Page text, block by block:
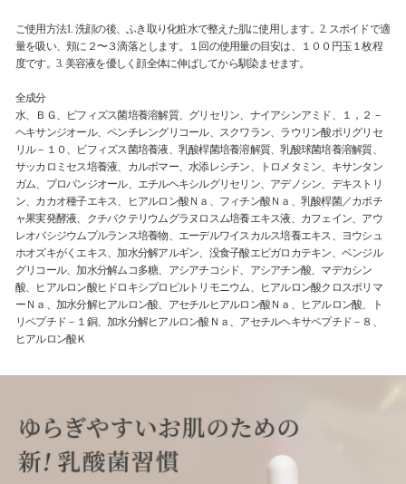
ご使用方法1. 洗顔の後、ふき取り化粧水で整えた肌に使用します。2. スポイドで適
量を吸い、頬に２〜３滴落とします。１回の使用量の目安は、１００円玉１枚程
度です。3. 美容液を優しく顔全体に伸ばしてから馴染ませます。
全成分
水、ＢＧ、ビフィズス菌培養溶解質、グリセリン、ナイアシンアミド、１，２－
ヘキサンジオール、ペンチレングリコール、スクワラン、ラウリン酸ポリグリセ
リル－１０、ビフィズス菌培養液、乳酸桿菌培養溶解質、乳酸球菌培養溶解質、
サッカロミセス培養液、カルボマー、水添レシチン、トロメタミン、キサンタン
ガム、プロパンジオール、エチルヘキシルグリセリン、アデノシン、デキストリ
ン、カカオ種子エキス、ヒアルロン酸Ｎａ、フィチン酸Ｎａ、乳酸桿菌／カボチ
ャ果実発酵液、クチバクテリウムグラヌロスム培養エキス液、カフェイン、アウ
レオバシジウムプルランス培養物、エーデルワイスカルス培養エキス、ヨウシュ
ホオズキがくエキス、加水分解アルギン、没食子酸エピガロカテキン、ベンジル
グリコール、加水分解ムコ多糖、アシアチコシド、アシアチン酸、マデカシン
酸、ヒアルロン酸ヒドロキシプロピルトリモニウム、ヒアルロン酸クロスポリマ
ーＮａ、加水分解ヒアルロン酸、アセチルヒアルロン酸Ｎａ、ヒアルロン酸、ト
リペプチド－１銅、加水分解ヒアルロン酸Ｎａ、アセチルヘキサペプチド－８、
ヒアルロン酸Ｋ